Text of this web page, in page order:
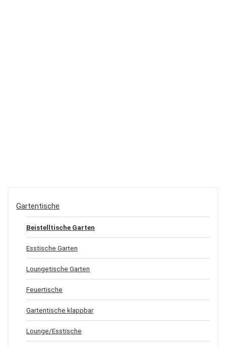
Gartentische
Beistelltische Garten
Esstische Garten
Loungetische Garten
Feuertische
Gartentische klappbar
Lounge/Esstische